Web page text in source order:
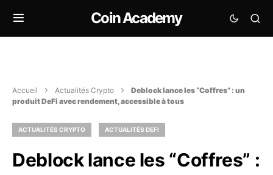
Coin Academy
Accueil Actualités Crypto
Deblock lance les “Coffres” : un
produit DeFi avec rendement, accessible à tous
ACTUALITÉS CRYPTO ACTUALITÉS DEFI
Deblock lance les “Coffres” :